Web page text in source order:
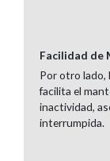
Facilidad de
Por otro lado,
facilita el
inactividad,
interrumpida.